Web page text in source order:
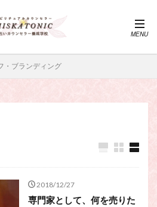
・ブランディング
2018/12/27
専門家として、何を売りた
りたい、占い講座
占い師 開運
電話占い
い師養成講座
願いが叶う祈り方